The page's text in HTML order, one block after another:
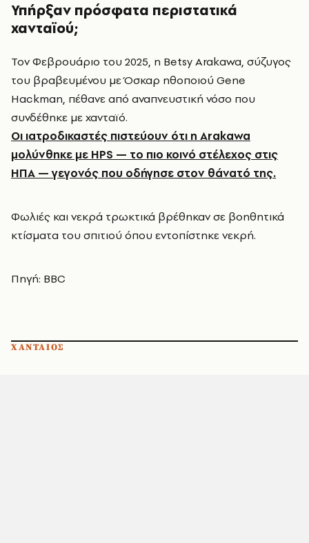
Υπήρξαν πρόσφατα περιστατικά
χανταϊού;
Τον Φεβρουάριο του 2025, η Betsy Arakawa, σύζυγος
του βραβευμένου με Όσκαρ ηθοποιού Gene
Hackman, πέθανε από αναπνευστική νόσο που
συνδέθηκε με χανταϊό.
Οι ιατροδικαστές πιστεύουν ότι η Arakawa
μολύνθηκε με HPS — το πιο κοινό στέλεχος στις
ΗΠΑ — γεγονός που οδήγησε στον θάνατό της.
Φωλιές και νεκρά τρωκτικά βρέθηκαν σε βοηθητικά
κτίσματα του σπιτιού όπου εντοπίστηκε νεκρή.
Πηγή: BBC
ΧΑΝΤΑΙΟΣ